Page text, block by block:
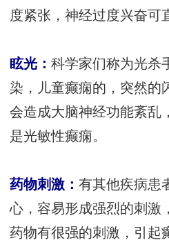
度紧张，神经过度兴奋可
眩光： 科学家们称为光杀
染，儿童癫痫的，突然的
会造成大脑神经功能紊乱
是光敏性癫痫。
药物刺激： 有其他疾病患
心，容易形成强烈的刺激
药物有很强的刺激，引起